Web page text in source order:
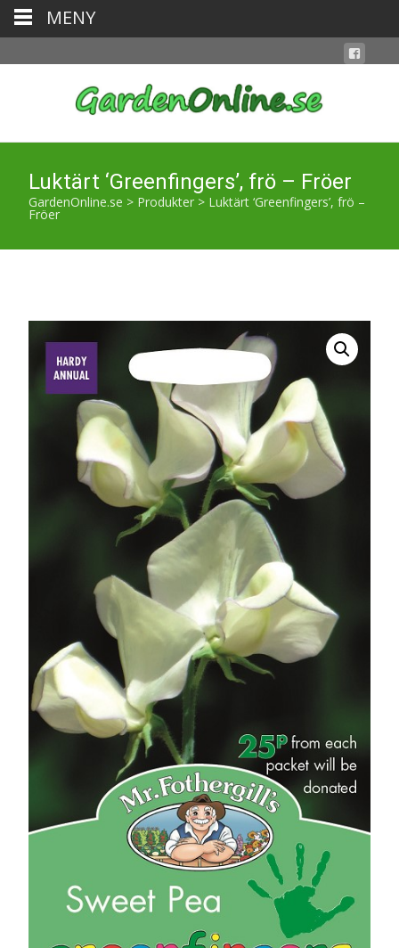
Luktärt ‘Greenfingers’, frö – Fröer
GardenOnline.se > Produkter > Luktärt ‘Greenfingers’, frö –
Fröer
MENY